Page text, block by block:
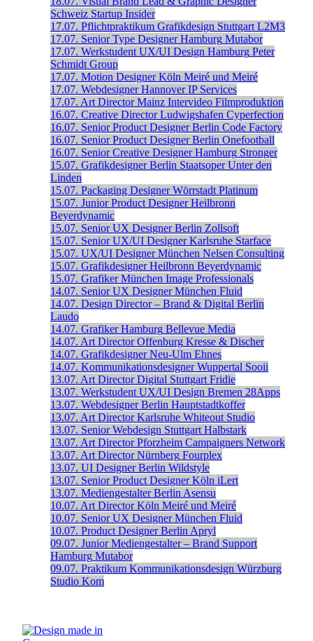
Schweiz Startup Insider
17.07. Pflichtpraktikum Grafikdesign Stuttgart L2M3
17.07. Senior Type Designer Hamburg Mutabor
17.07. Werkstudent UX/UI Design Hamburg Peter
Schmidt Group
17.07. Motion Designer Köln Meiré und Meiré
17.07. Webdesigner Hannover IP Services
17.07. Art Director Mainz Intervideo Filmproduktion
16.07. Creative Director Ludwigshafen Cyperfection
16.07. Senior Product Designer Berlin Code Factory
16.07. Senior Product Designer Berlin Onefootball
16.07. Senior Creative Designer Hamburg Stronger
15.07. Grafikdesigner Berlin Staatsoper Unter den
Linden
15.07. Packaging Designer Wörrstadt Platinum
15.07. Junior Product Designer Heilbronn
Beyerdynamic
15.07. Senior UX Designer Berlin Zollsoft
15.07. Senior UX/UI Designer Karlsruhe Starface
15.07. UX/UI Designer München Nelsen Consulting
15.07. Grafikdesigner Heilbronn Beyerdynamic
15.07. Grafiker München Image Professionals
14.07. Senior UX Designer München Fluid
14.07. Design Director – Brand & Digital Berlin
Laudo
14.07. Grafiker Hamburg Bellevue Media
14.07. Art Director Offenburg Kresse & Discher
14.07. Grafikdesigner Neu-Ulm Ehnes
14.07. Kommunikationsdesigner Wuppertal Sooii
13.07. Art Director Digital Stuttgart Fridie
13.07. Werkstudent UX/UI Design Bremen 28Apps
13.07. Webdesigner Berlin Hauptstadtkoffer
13.07. Art Director Karlsruhe Whiteout Studio
13.07. Senior Webdesign Stuttgart Halbstark
13.07. Art Director Pforzheim Campaigners Network
13.07. Art Director Nürnberg Fourplex
13.07. UI Designer Berlin Wildstyle
13.07. Senior Product Designer Köln iLert
13.07. Mediengestalter Berlin Asensu
10.07. Art Director Köln Meiré und Meiré
10.07. Senior UX Designer München Fluid
10.07. Product Designer Berlin Apryl
09.07. Junior Mediengestalter – Brand Support
Hamburg Mutabor
09.07. Praktikum Kommunikationsdesign Würzburg
Studio Kom